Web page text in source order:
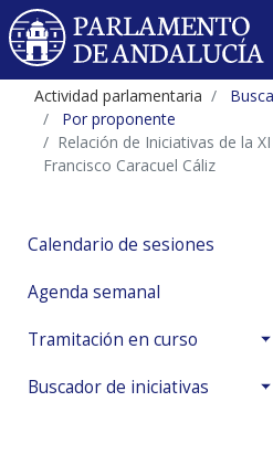
Actividad parlamentaria
Por proponente
Relación de Iniciativas de la
Francisco Caracuel Cáliz
Calendario de sesiones
Agenda semanal
Tramitación en curso
Buscador de iniciativas